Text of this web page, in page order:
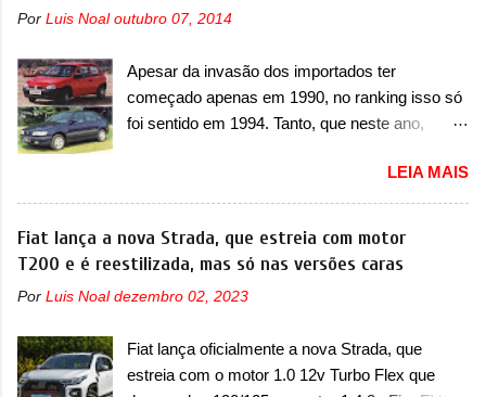
SUV, o A05 nasce com um design que está
possui faróis com um desenho mais retangular,
com um pequeno prolongamento para as
laterais. Os faróis cont...
unidades afetadas precisam retornar a uma
dois problemas. O primeiro deles será uma
atualização do software do módulo de controle
da bateria (AHCP e HCP). Para alguns veículos
verificação e, se necessário, a substituição do
motor do ventilador HVAC (aquecimento,
ventilação e ar-condicionado). A marca também
confirmou que “foi identificada a possibilidade de
uma sobrecarga do microprocessador do
poderá causar a perda de força motriz,
requerendo a atualização do software do
modulo de...
Por Luis Noal outubro 07, 2014
Apesar da invasão dos importados ter
começado apenas em 1990, no ranking isso só
foi sentido em 1994. Tanto, que neste ano,
começar pelo Chevrolet Corsa, o mais
destacado deles no ranking que perdurou no
nosso mercado até início de 2012 e com
certeza foi um grandioso lançamento da
ano também era lançada a nova geração do
ganhava uma nova geração feita do zero,
apelidada de "Bolinha" por suas formas
LEIA MAIS
Fiat lança a nova Strada, que estreia com motor
T200 e é reestilizada, mas só nas versões caras
Por Luis Noal dezembro 02, 2023
Fiat lança oficialmente a nova Strada, que
estreia com o motor 1.0 12v Turbo Flex que